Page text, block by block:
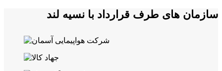
سازمان های طرف قرارداد با نسیه لند